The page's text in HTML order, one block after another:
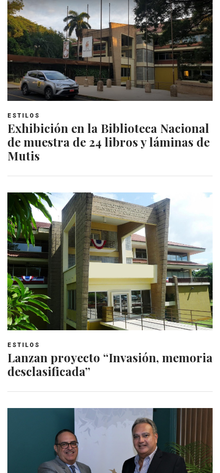
ESTILOS
Exhibición en la Biblioteca Nacional
de muestra de 24 libros y láminas de
Mutis
ESTILOS
Lanzan proyecto “Invasión, memoria
desclasificada”